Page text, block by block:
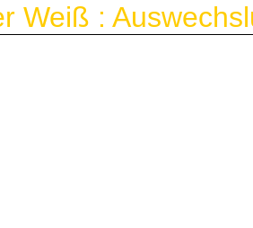
Weiß :